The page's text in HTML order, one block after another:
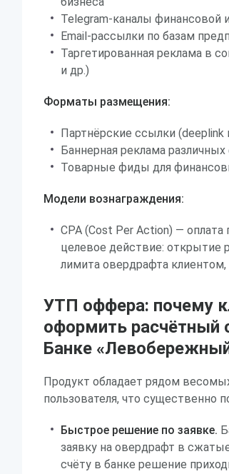
Telegram-каналы финансовой
Email-рассылки по базам
Таргетированная реклама в
и др.)
Форматы размещения:
Партнёрские ссылки (deeplink
Баннерная реклама
Товарные фиды для
Модели вознаграждения:
CPA (Cost Per Action) —
целевое действие: открытие
лимита овердрафта
УТП оффера: почему
оформить расчётный
Банке
Продукт обладает рядом
пользователя, что
Быстрое решение по заявке.
заявку на овердрафт в
счёту в банке решение